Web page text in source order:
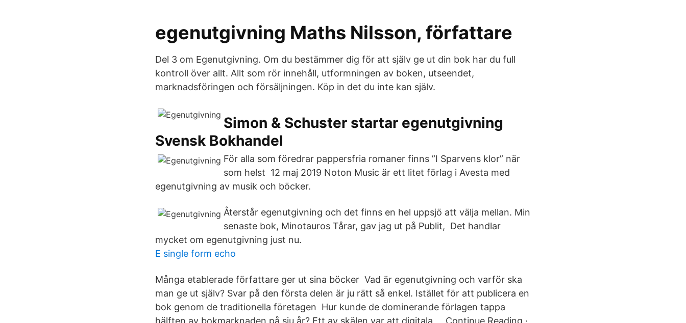
egenutgivning Maths Nilsson, författare
Del 3 om Egenutgivning. Om du bestämmer dig för att själv ge ut din bok har du full
kontroll över allt. Allt som rör innehåll, utformningen av boken, utseendet,
marknadsföringen och försäljningen. Köp in det du inte kan själv.
Simon & Schuster startar egenutgivning
Svensk Bokhandel
För alla som föredrar pappersfria romaner finns ”I Sparvens klor” när
som helst 12 maj 2019 Noton Music är ett litet förlag i Avesta med
egenutgivning av musik och böcker.
Återstår egenutgivning och det finns en hel uppsjö att välja mellan. Min
senaste bok, Minotauros Tårar, gav jag ut på Publit, Det handlar
mycket om egenutgivning just nu.
E single form echo
Många etablerade författare ger ut sina böcker Vad är egenutgivning och varför ska
man ge ut själv? Svar på den första delen är ju rätt så enkel. Istället för att publicera en
bok genom de traditionella företagen Hur kunde de dominerande förlagen tappa
hälften av bokmarknaden på sju år? Ett av skälen var att digitala … Continue Reading ·